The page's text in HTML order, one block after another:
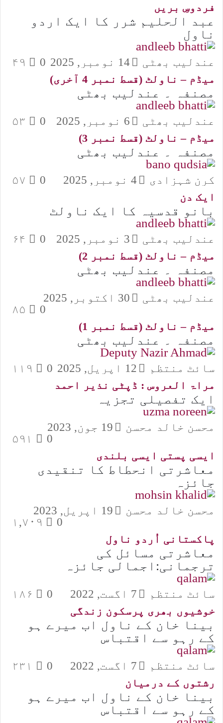
فردوسِ بریں
عبد الحلیم شرر کا ایک اردو
ناول
عندلیب بھٹی 14 نومبر, 2025 0
میڈم – ناولٹ (قسط نمبر 4 آخری)
مصنفہ ۔ عندلیب بھٹی
عندلیب بھٹی 6 نومبر, 2025 0
میڈم – ناولٹ (قسط نمبر 3)
مصنفہ ۔ عندلیب بھٹی
کرن شہزادی 4 نومبر, 2025 0
ایک دن
بانو قدسیہ کا ایک ناولٹ
عندلیب بھٹی 3 نومبر, 2025 0
میڈم – ناولٹ (قسط نمبر 2)
مصنفہ ۔ عندلیب بھٹی
عندلیب بھٹی
30 اکتوبر, 2025
0
میڈم – ناولٹ (قسط نمبر 1)
مصنفہ ۔ عندلیب بھٹی
سائٹ منتظم 12 اپریل, 2025 0
مراۃ العروس : ڈپٹی نذیر احمد
ایک تفصیلی تجزیہ
محسن خالد محسن
19 جون, 2023
0
ایسی پستی ایسی بلندی
معاشرتی انحطاط کا تنقیدی
جائزہ
محسن خالد محسن
19 اپریل, 2023
0
پاکستانی اُردو ناول
معاشرتی مسائل کی
ترجمانی:اجمالی جائزہ
سائٹ منتظم 7 اگست, 2022 0
خوشیوں بھری پرسکون زندگی
بینا خان کے ناول اب میرے ہو
کے رہو سے اقتباس
سائٹ منتظم 7 اگست, 2022 0
رشتوں کے درمیان
بینا خان کے ناول اب میرے ہو
کے رہو سے اقتباس